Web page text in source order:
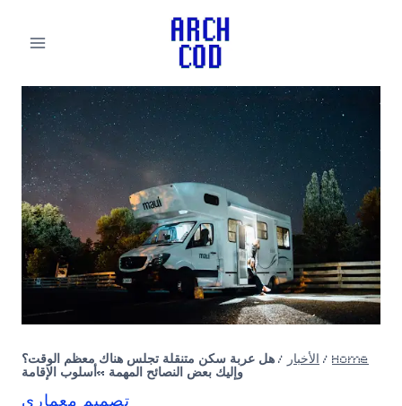
Home
/ الأخبار / هل عربة سكن متنقلة تجلس هناك معظم الوقت؟
وإليك بعض النصائح المهمة »أسلوب الإقامة
تصميم معماري